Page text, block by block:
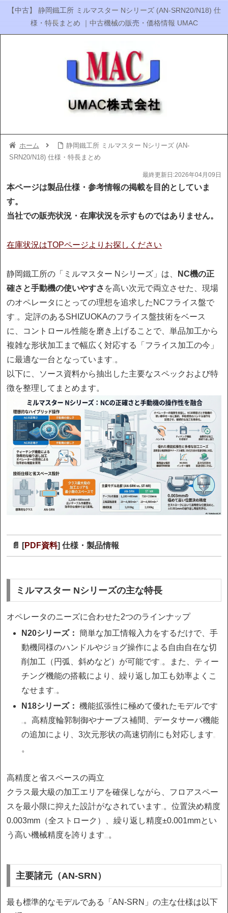
【中古】 静岡鐵工所 ミルマスター Nシリーズ (AN-SRN20/N18) 仕
様・特長まとめ ｜中古機械の販売・価格情報 UMAC
ホーム
静岡鐵工所 ミルマスター Nシリーズ (AN-
SRN20/N18) 仕様・特長まとめ
最終更新日:2026年04月09日
本ページは製品仕様・参考情報の掲載を目的としていま
す。
当社での販売状況・在庫状況を示すものではありません。
在庫状況はTOPページよりお探しください
静岡鐵工所の「ミルマスター Nシリーズ」は、
NC機の正
確さと手動機の使いやすさ を高い次元で両立させた、現場
のオペレータにとっての理想を追求したNCフライス盤で
す 。定評のあるSHIZUOKAのフライス盤技術をベース
に、コントロール性能を磨き上げることで、単品加工から
複雑な形状加工まで幅広く対応する「フライス加工の今」
に最適な一台となっています 。
以下に、ソース資料から抽出した主要なスペックおよび特
徴を整理してまとめます。
📄 [PDF資料] 仕様・製品情報
ミルマスター Nシリーズの主な特長
オペレータのニーズに合わせた2つのラインナップ
N20シリーズ： 簡単な加工情報入力をするだけで、手
動機同様のハンドルやジョグ操作による自由自在な切
削加工（円弧、斜めなど）が可能です 。また、ティー
チング機能の搭載により、繰り返し加工も効率よくこ
なせます 。
N18シリーズ： 機能拡張性に極めて優れたモデルです
。高精度輪郭制御やナーブス補間、データサーバ機能
の追加により、3次元形状の高速切削にも対応します
。
高精度と省スペースの両立
クラス最大級の加工エリアを確保しながら、フロアスペー
スを最小限に抑えた設計がなされています 。位置決め精度
0.003mm（全ストローク）、繰り返し精度±0.001mmとい
う高い機械精度を誇ります
。
主要諸元（AN-SRN）
最も標準的なモデルである「AN-SRN」の主な仕様は以下